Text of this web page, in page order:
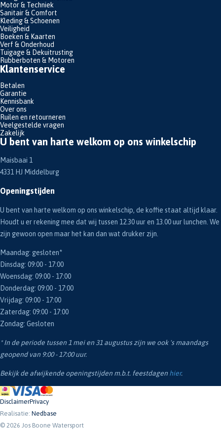
Motor & Techniek
Sanitair & Comfort
Kleding & Schoenen
Veiligheid
Boeken & Kaarten
Verf & Onderhoud
Tuigage & Dekuitrusting
Rubberboten & Motoren
Klantenservice
Betalen
Garantie
Kennisbank
Over ons
Ruilen en retourneren
Veelgestelde vragen
Zakelijk
U bent van harte welkom op ons winkelschip
Maisbaai 1
4331 HJ Middelburg
Openingstijden
U bent van harte welkom op ons winkelschip, de koffie staat altijd klaar.
Houdt u er rekening mee dat wij tussen 12.30 uur en 13.00 uur lunchen. We
zijn gewoon open maar het kan dan wat drukker zijn.
Maandag: gesloten*
Dinsdag: 09:00 - 17:00
Woensdag: 09:00 - 17:00
Donderdag: 09:00 - 17:00
Vrijdag: 09:00 - 17:00
Zaterdag: 09:00 - 17:00
Zondag: Gesloten
* In de periode tussen 1 mei en 31 augustus zijn we ook 's maandags
geopend van 9:00 - 17:00 uur.
Bekijk de afwijkende openingstijden m.b.t. feestdagen hier.
© 2026 Jos Boone Watersport
DisclaimerPrivacy
Realisatie: Nedbase